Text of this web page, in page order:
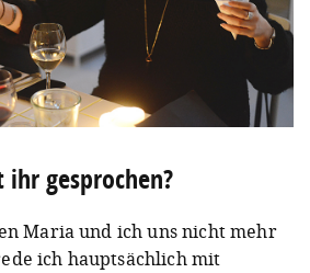
gesprochen?
Maria und ich uns nicht mehr
ich hauptsächlich mit